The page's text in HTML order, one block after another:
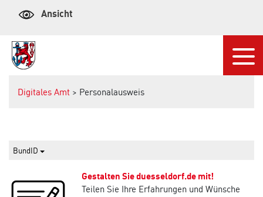
Ansicht
Digitales Amt > Personalausweis
BundID
Gestalten Sie duesseldorf.de mit!
Teilen Sie Ihre Erfahrungen und Wünsche